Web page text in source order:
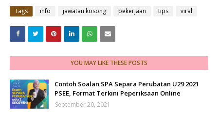
Tags info jawatan kosong pekerjaan tips viral
YOU MAY LIKE THESE POSTS
Contoh Soalan SPA Separa Perubatan U29 2021
PSEE, Format Terkini Peperiksaan Online
September 20, 2021